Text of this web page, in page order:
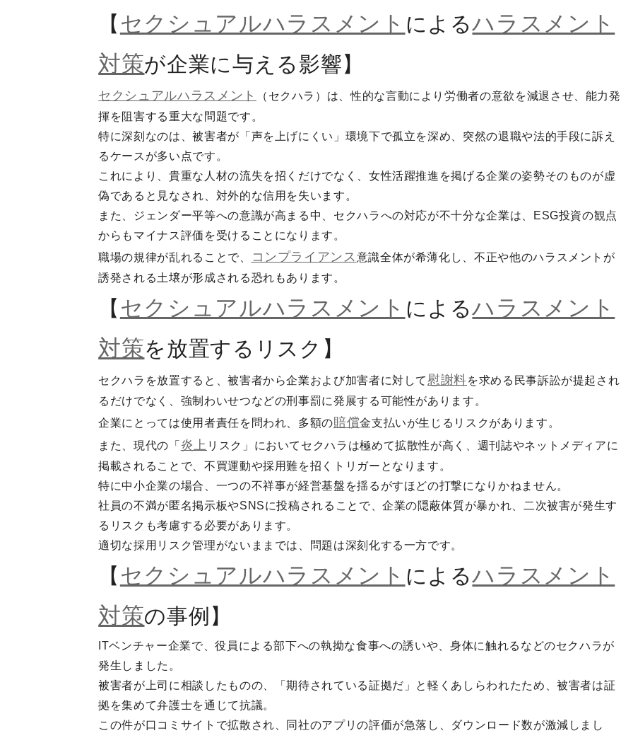
【 セクシュアルハラスメント によるハラスメント
対策が企業に与える影響】
セクシュアルハラスメント
（セクハラ）は、性的な言動により労働者の意欲を減退させ、能力発
揮を阻害する重大な問題です。
特に深刻なのは、被害者が「声を上げにくい」環境下で孤立を深め、突然の退職や法的手段に訴え
るケースが多い点です。
これにより、貴重な人材の流失を招くだけでなく、女性活躍推進を掲げる企業の姿勢そのものが虚
偽であると見なされ、対外的な信用を失います。
また、ジェンダー平等への意識が高まる中、セクハラへの対応が不十分な企業は、ESG投資の観点
からもマイナス評価を受けることになります。
職場の規律が乱れることで、
コンプライアンス意識全体が希薄化し、不正や他のハラスメントが
誘発される土壌が形成される恐れもあります。
【 セクシュアルハラスメント によるハラスメント
対策を放置するリスク】
セクハラを放置すると、被害者から企業および加害者に対して 慰謝料を求める民事訴訟が提起され
るだけでなく、強制わいせつなどの刑事罰に発展する可能性があります。
企業にとっては使用者責任を問われ、多額の賠償金支払いが生じるリスクがあります。
また、現代の「 炎上 リスク」においてセクハラは極めて拡散性が高く、週刊誌やネットメディアに
掲載されることで、不買運動や採用難を招くトリガーとなります。
特に中小企業の場合、一つの不祥事が経営基盤を揺るがすほどの打撃になりかねません。
社員の不満が匿名掲示板やSNSに投稿されることで、企業の隠蔽体質が暴かれ、二次被害が発生す
るリスクも考慮する必要があります。
適切な採用リスク管理がないままでは、問題は深刻化する一方です。
【 セクシュアルハラスメント によるハラスメント
対策の事例】
ITベンチャー企業で、役員による部下への執拗な食事への誘いや、身体に触れるなどのセクハラが
発生しました。
被害者が上司に相談したものの、「期待されている証拠だ」と軽くあしらわれたため、被害者は証
拠を集めて弁護士を通じて抗議。
この件が口コミサイトで拡散され、同社のアプリの評価が急落し、ダウンロード数が激減しまし